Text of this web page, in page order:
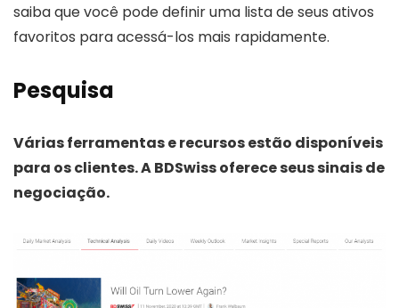
saiba que você pode definir uma lista de seus ativos
favoritos para acessá-los mais rapidamente.
Pesquisa
Várias ferramentas e recursos estão disponíveis
para os clientes. A BDSwiss oferece seus sinais de
negociação.